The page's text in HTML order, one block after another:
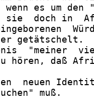
es um den
doch in
getätschelt.
"meiner
hören, daß
neuen
muß.